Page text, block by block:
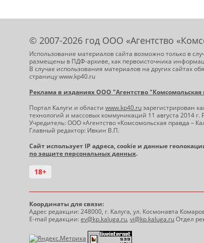
© 2007-2026 год ООО «Агентство
Использование материалов сайта возможно только в
размещены в ПДФ-архиве, как первоисточника
В случае использования материалов на других сайтах
страницу www.kp40.ru
Реклама в изданиях ООО "Агентство "Комсомольская
Портал Калуги и области www.kp40.ruзарегистрирован
технологий и массовых коммуникаций 11 августа 2014
Учредитель: ООО «Агентство «Комсомольская правда –
Главный редактор: Ивкин В.П.
Сайт использует IP адреса, cookie и данные
по защите персональных данных.
18+
Координаты для связи:
Адрес редакции: 248000, г. Калуга, ул. Космонавта
E-mail редакции:ev@kp.kaluga.ru, vi@kp.kaluga.ruОтдел